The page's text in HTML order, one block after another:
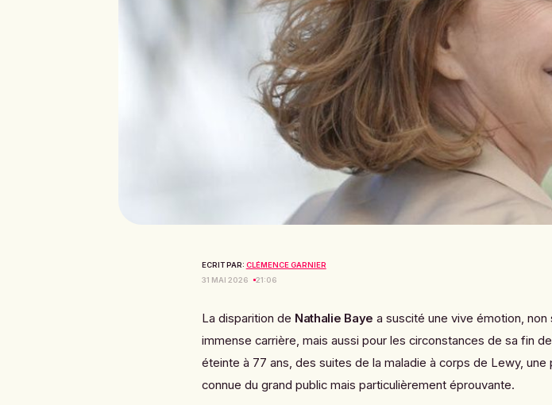
ECRIT PAR: CLÉMENCE GARNIER
31 MAI 2026
21:06
La disparition de Nathalie Baye a suscité une vive émotion,
immense carrière, mais aussi pour les circonstances de sa fin de
éteinte à 77 ans, des suites de la maladie à corps de Lewy, une
connue du grand public mais particulièrement éprouvante.